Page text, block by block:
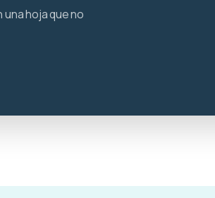
hoja que no